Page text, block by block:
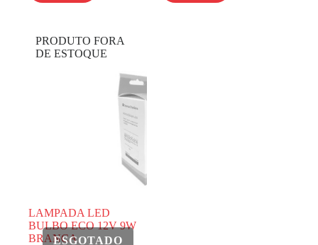
PRODUTO FORA
DE ESTOQUE
LAMPADA LED
BULBO ECO 12V 9W
BRANCA